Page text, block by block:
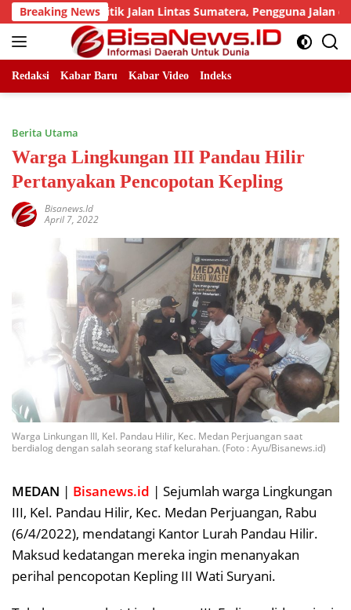
Skip
to
content
Breaking News
Titik Jalan Lintas Sumatera, Pengguna Jalan diimbau
Redaksi Kabar Baru Kabar Video Indeks
Berita Utama
Warga Lingkungan III Pandau Hilir
Pertanyakan Pencopotan Kepling
Bisanews.id
April 7, 2022
Warga Linkungan III, Kel. Pandau Hilir, Kec. Medan Perjuangan saat
berdialog dengan salah seorang staf kelurahan. (Foto : Ayu/Bisanews.id)
MEDAN | Bisanews.id | Sejumlah warga Lingkungan
III, Kel. Pandau Hilir, Kec. Medan Perjuangan, Rabu
(6/4/2022), mendatangi Kantor Lurah Pandau Hilir.
Maksud kedatangan mereka ingin menanyakan
perihal pencopotan Kepling III Wati Suryani.